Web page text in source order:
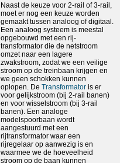
Naast de keuze voor 2-rail of 3-rail,
moet er nog een keuze worden
gemaakt tussen analoog of digitaal.
Een analoog systeem is meestal
opgebouwd met een rij-
transformator die de netstroom
omzet naar een lagere
zwakstroom, zodat we een veilige
stroom op de treinbaan krijgen en
we geen schokken kunnen
oplopen. DeTransformator is er
voor gelijkstroom (bij 2-rail banen)
en voor wisselstroom (bij 3-rail
banen). Een analoge
modelspoorbaan wordt
aangestuurd met een
rijtransformator waar een
rijregelaar op aanwezig is en
waarmee we de hoeveelheid
stroom op de baan kunnen